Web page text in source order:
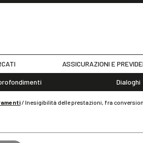
ASSICURAZIONI E
Dialoghi
/Inesigibilità delle prestazioni, fra